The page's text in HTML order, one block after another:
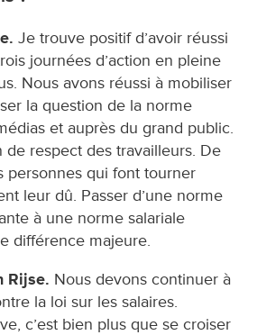
Je trouve positif d’avoir réussi
journées d’action en pleine
Nous avons réussi à mobiliser
la question de la norme
et auprès du grand public.
de respect des travailleurs. De
personnes qui font tourner
leur dû. Passer d’une norme
à une norme salariale
différence majeure.
Rijse. Nous devons continuer à
la loi sur les salaires.
c’est bien plus que se croiser